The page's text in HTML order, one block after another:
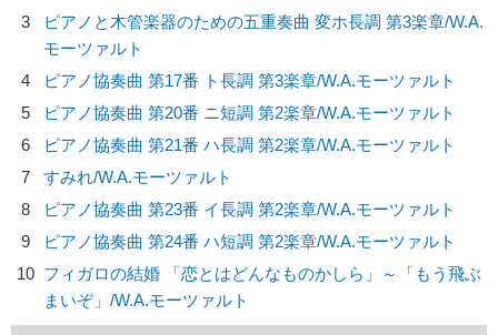
3
ピアノと木管楽器のための五重奏曲 変ホ長調 第3楽章/W.A.
モーツァルト
4
ピアノ協奏曲 第17番 ト長調 第3楽章/W.A.モーツァルト
5
ピアノ協奏曲 第20番 ニ短調 第2楽章/W.A.モーツァルト
6
ピアノ協奏曲 第21番 ハ長調 第2楽章/W.A.モーツァルト
7
すみれ/W.A.モーツァルト
8
ピアノ協奏曲 第23番 イ長調 第2楽章/W.A.モーツァルト
9
ピアノ協奏曲 第24番 ハ短調 第2楽章/W.A.モーツァルト
10 フィガロの結婚 「恋とはどんなものかしら」～「もう飛ぶ
まいぞ」/W.A.モーツァルト